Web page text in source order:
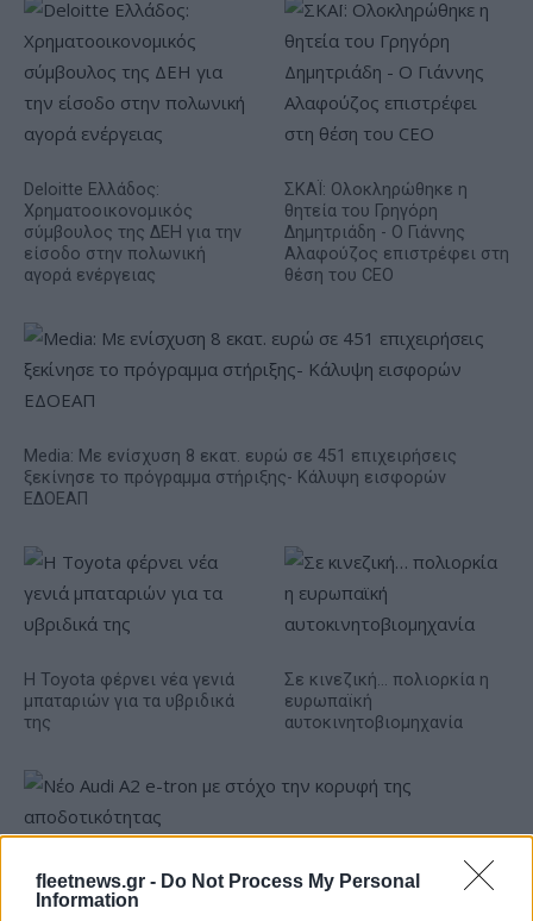
fleetnews.gr - Do Not Process My Personal
Information
Deloitte Ελλάδος:
Χρηματοοικονομικός
σύμβουλος της ΔΕΗ για την
είσοδο στην πολωνική
αγορά ενέργειας
ΣΚΑΪ: Ολοκληρώθηκε η
θητεία του Γρηγόρη
Δημητριάδη - Ο Γιάννης
Αλαφούζος επιστρέφει στη
θέση του CEO
Media: Με ενίσχυση 8 εκατ. ευρώ σε 451 επιχειρήσεις
ξεκίνησε το πρόγραμμα στήριξης- Κάλυψη εισφορών
ΕΔΟΕΑΠ
Η Toyota φέρνει νέα γενιά
μπαταριών για τα υβριδικά
της
Σε κινεζική… πολιορκία η
ευρωπαϊκή
αυτοκινητοβιομηχανία
Νέο Audi A2 e-tron με στόχο την κορυφή της
αποδοτικότητας